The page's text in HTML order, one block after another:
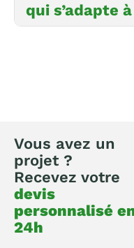
qui s’adapte
Vous avez un
projet ?
Recevez votre
devis
personnalisé
24h